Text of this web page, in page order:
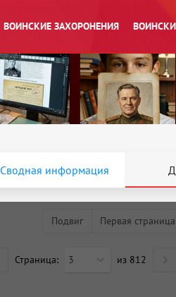
ВОИНСКИЕ ЗАХОРОНЕНИЯ
Сводная информация
Подвиг Первая
Страница: 3 из 812